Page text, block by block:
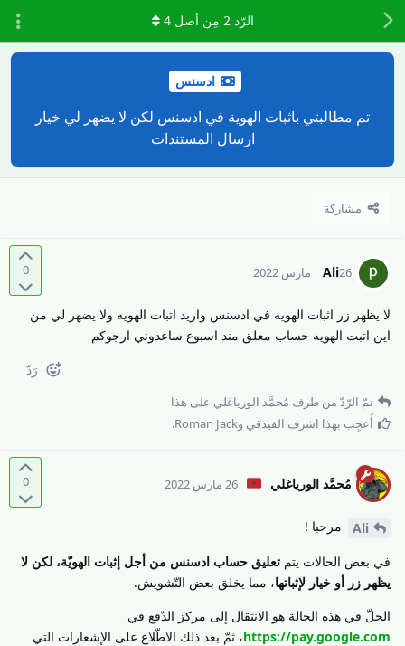
ادسنس
تم مطالبتي باثبات الهوية في ادسنس لكن لا يضهر لي خيار
ارسال المستندات
مشاركة
الرّد2 مِن أصل4
0 Ali26 مارس 2022
لا يظهر زر اثبات الهويه في ادسنس واريد اتبات الهويه ولا يضهر لي من
اين اتبت الهويه حساب معلق مند اسبوع ساعدوني ارجوكم
رَدّ
تمّ الرّدّ من طرف مُحمَّد الورياغلي على هذا
أُعجِب بهذا اشرف الفيدقي وRoman Jack
.
0 مُحمَّد الورياغلي 26 مارس 2022
Ali مرحبا !
في بعض الحالات يتم تعليق حساب ادسنس من أجل إثبات الهويّة، لكن لا
يظهر زر أو خيار لإثباتها، مما يخلق بعض التّشويش.
الحلّ في هذه الحالة هو الانتقال إلى مركز الدّفع في
https://pay.google.com، ثمّ بعد ذلك الاطّلاع على الإشعارات التي